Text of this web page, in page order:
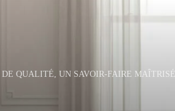
QUALITÉ, UN SAVOIR-FAIRE MAÎTRISÉ